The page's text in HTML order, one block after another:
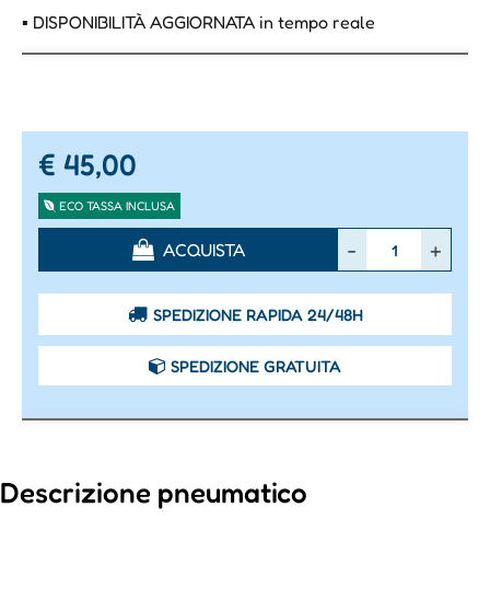
▪ DISPONIBILITÀ AGGIORNATA in tempo reale
€ 45,00
ECO TASSA INCLUSA
ACQUISTA
SPEDIZIONE RAPIDA 24/48H
SPEDIZIONE GRATUITA
Descrizione pneumatico